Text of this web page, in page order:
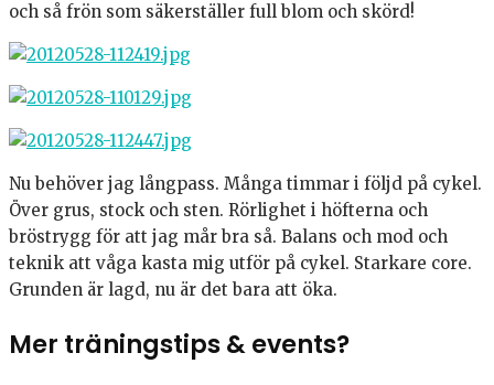
och så frön som säkerställer full blom och skörd!
Nu behöver jag långpass. Många timmar i följd på cykel.
Över grus, stock och sten. Rörlighet i höfterna och
bröstrygg för att jag mår bra så. Balans och mod och
teknik att våga kasta mig utför på cykel. Starkare core.
Grunden är lagd, nu är det bara att öka.
Mer träningstips & events?